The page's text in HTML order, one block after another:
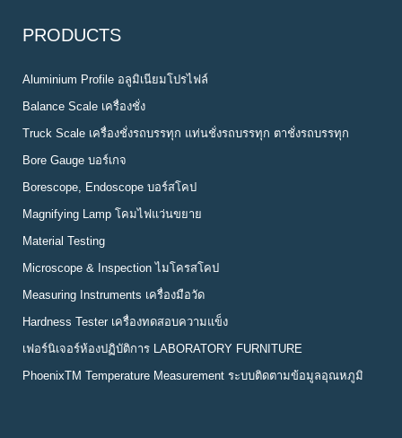
PRODUCTS
Aluminium Profile อลูมิเนียมโปรไฟล์
Balance Scale เครื่องชั่ง
Truck Scale เครื่องชั่งรถบรรทุก แท่นชั่งรถบรรทุก ตาชั่งรถบรรทุก
Bore Gauge บอร์เกจ
Borescope, Endoscope บอร์สโคป
Magnifying Lamp โคมไฟแว่นขยาย
Material Testing
Microscope & Inspection ไมโครสโคป
Measuring Instruments เครื่องมือวัด
Hardness Tester เครื่องทดสอบความแข็ง
เฟอร์นิเจอร์ห้องปฏิบัติการ LABORATORY FURNITURE
PhoenixTM Temperature Measurement ระบบติดตามข้อมูลอุณหภูมิ